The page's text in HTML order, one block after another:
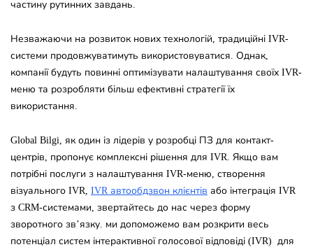
частину рутинних завдань.
Незважаючи на розвиток нових технологій, традиційні IVR-
системи продовжуватимуть використовуватися. Однак,
компанії будуть повинні оптимізувати налаштування своїх IVR-
меню та розробляти більш ефективні стратегії їх
використання.
Global Bilgi, як один із лідерів у розробці ПЗ для контакт-
центрів, пропонує комплексні рішення для IVR. Якщо вам
потрібні послуги з налаштування IVR-меню, створення
візуального IVR, IVR автообдзвон клієнтів або інтеграція IVR
з CRM-системами, звертайтесь до нас через форму
зворотного зв’язку. ми допоможемо вам розкрити весь
потенціал систем інтерактивної голосової відповіді (IVR) для